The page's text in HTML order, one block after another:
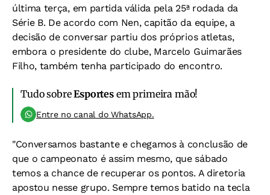
última terça, em partida válida pela 25ª rodada da
Série B. De acordo com Nen, capitão da equipe, a
decisão de conversar partiu dos próprios atletas,
embora o presidente do clube, Marcelo Guimarães
Filho, também tenha participado do encontro.
Tudo sobreEsportesem primeira mão!
Entre no canal do WhatsApp.
"Conversamos bastante e chegamos à conclusão de
que o campeonato é assim mesmo, que sábado
temos a chance de recuperar os pontos. A diretoria
apostou nesse grupo. Sempre temos batido na tecla